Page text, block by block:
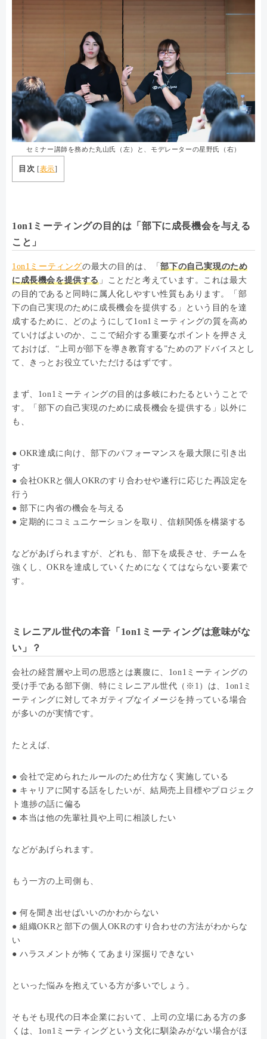
セミナー講師を務めた丸山氏（左）と、モデレーターの星野氏（右）
目次 [表示]
1on1ミーティングの目的は「部下に成長機会を与える
こと」
1on1ミーティングの最大の目的は、「部下の自己実現のため
に成長機会を提供する 」ことだと考えています。これは最大
の目的であると同時に属人化しやすい性質もあります。「部
下の自己実現のために成長機会を提供する」という目的を達
成するために、どのようにして1on1ミーティングの質を高め
ていけばよいのか、ここで紹介する重要なポイントを押さえ
ておけば、“上司が部下を導き教育する”ためのアドバイスとし
て、きっとお役立ていただけるはずです。
まず、1on1ミーティングの目的は多岐にわたるということで
す。「部下の自己実現のために成長機会を提供する」以外に
も、
● OKR達成に向け、部下のパフォーマンスを最大限に引き出
す
● 会社OKRと個人OKRのすり合わせや遂行に応じた再設定を
行う
● 部下に内省の機会を与える
● 定期的にコミュニケーションを取り、信頼関係を構築する
などがあげられますが、どれも、部下を成長させ、チームを
強くし、OKRを達成していくためになくてはならない要素で
す。
ミレニアル世代の本音「1on1ミーティングは意味がな
い」？
会社の経営層や上司の思惑とは裏腹に、1on1ミーティングの
受け手である部下側、特にミレニアル世代（※1）は、1on1ミ
ーティングに対してネガティブなイメージを持っている場合
が多いのが実情です。
たとえば、
● 会社で定められたルールのため仕方なく実施している
● キャリアに関する話をしたいが、結局売上目標やプロジェク
ト進捗の話に偏る
● 本当は他の先輩社員や上司に相談したい
などがあげられます。
もう一方の上司側も、
● 何を聞き出せばいいのかわからない
● 組織OKRと部下の個人OKRのすり合わせの方法がわからな
い
● ハラスメントが怖くてあまり深掘りできない
といった悩みを抱えている方が多いでしょう。
そもそも現代の日本企業において、上司の立場にある方の多
くは、1on1ミーティングという文化に馴染みがない場合がほ